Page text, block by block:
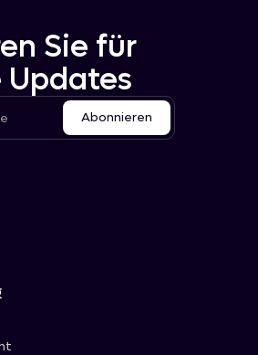
Sie für
Updates